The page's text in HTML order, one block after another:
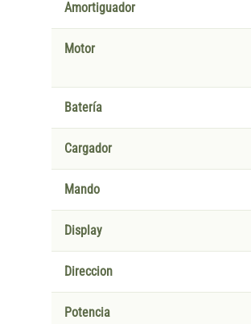
Amortiguador
Motor
Batería
Cargador
Mando
Display
Direccion
Potencia